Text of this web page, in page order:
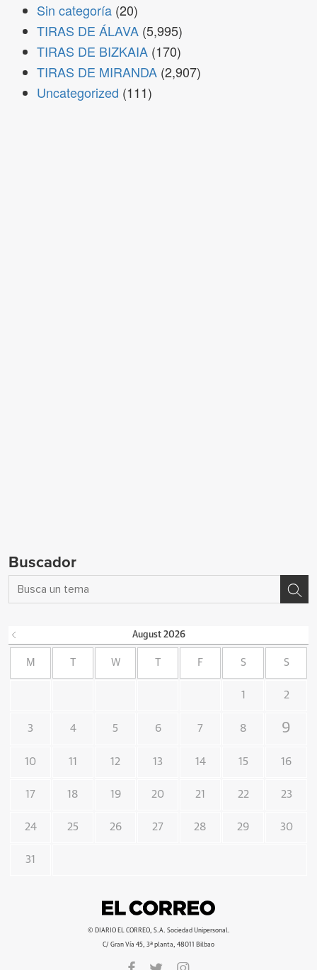
Sin categoría (20)
TIRAS DE ÁLAVA (5,995)
TIRAS DE BIZKAIA (170)
TIRAS DE MIRANDA (2,907)
Uncategorized (111)
Buscador
August 2026
M W F S S
1 2
3 4 5 6 7 8 9
10 11 12 13 14 15 16
17 18 19 20 21 22 23
24 25 26 27 28 29 30
31
© DIARIO EL CORREO, S.A. Sociedad Unipersonal.
C/ Gran Vía 45, 3ª planta, 48011 Bilbao